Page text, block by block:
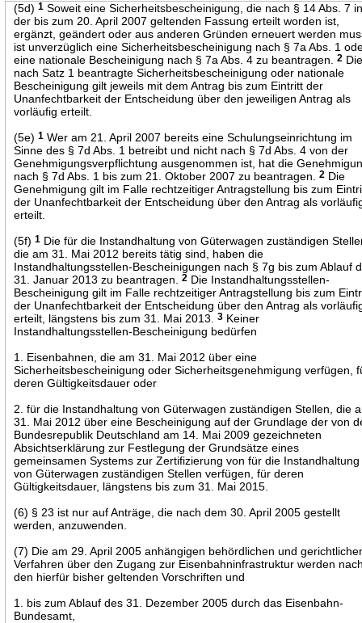
(5d)1 Soweit eine Sicherheitsbescheinigung, die nach § 14 Abs. 7
der bis zum 20. April 2007 geltenden Fassung erteilt worden ist,
ergänzt, geändert oder aus anderen Gründen erneuert werden
ist unverzüglich eine Sicherheitsbescheinigung nach § 7a Abs. 1
eine nationale Bescheinigung nach § 7a Abs. 4 zu beantragen.2
nach Satz 1 beantragte Sicherheitsbescheinigung oder nationale
Bescheinigung gilt jeweils mit dem Antrag bis zum Eintritt der
Unanfechtbarkeit der Entscheidung über den jeweiligen Antrag als
vorläufig erteilt.
(5e)1 Wer am 21. April 2007 bereits eine Schulungseinrichtung im
Sinne des § 7d Abs. 1 betreibt und nicht nach § 7d Abs. 4 von der
Genehmigungsverpflichtung ausgenommen ist, hat die
nach § 7d Abs. 1 bis zum 21. Oktober 2007 zu beantragen.2 Die
Genehmigung gilt im Falle rechtzeitiger Antragstellung bis zum
der Unanfechtbarkeit der Entscheidung über den Antrag als
erteilt.
(5f)1 Die für die Instandhaltung von Güterwagen zuständigen
die am 31. Mai 2012 bereits tätig sind, haben die
Instandhaltungsstellen-Bescheinigungen nach § 7g bis zum Ablauf
31. Januar 2013 zu beantragen.2 Die Instandhaltungsstellen-
Bescheinigung gilt im Falle rechtzeitiger Antragstellung bis zum
der Unanfechtbarkeit der Entscheidung über den Antrag als
erteilt, längstens bis zum 31. Mai 2013.3 Keiner
Instandhaltungsstellen-Bescheinigung bedürfen
1. Eisenbahnen, die am 31. Mai 2012 über eine
Sicherheitsbescheinigung oder Sicherheitsgenehmigung verfügen,
deren Gültigkeitsdauer oder
2. für die Instandhaltung von Güterwagen zuständigen Stellen, die
31. Mai 2012 über eine Bescheinigung auf der Grundlage der von
Bundesrepublik Deutschland am 14. Mai 2009 gezeichneten
Absichtserklärung zur Festlegung der Grundsätze eines
gemeinsamen Systems zur Zertifizierung von für die Instandhaltung
von Güterwagen zuständigen Stellen verfügen, für deren
Gültigkeitsdauer, längstens bis zum 31. Mai 2015.
(6) § 23 ist nur auf Anträge, die nach dem 30. April 2005 gestellt
werden, anzuwenden.
(7) Die am 29. April 2005 anhängigen behördlichen und
Verfahren über den Zugang zur Eisenbahninfrastruktur werden
den hierfür bisher geltenden Vorschriften und
1. bis zum Ablauf des 31. Dezember 2005 durch das Eisenbahn-
Bundesamt,